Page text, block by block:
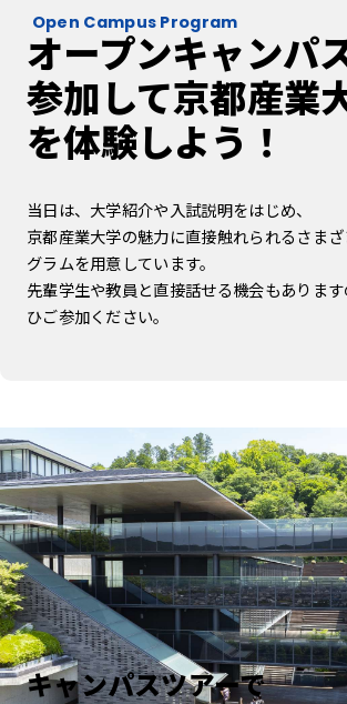
Open Campus Program
オープンキャンパ
参加して京都産業
を体験しよう！
当日は、大学紹介や入試説明をはじめ、
京都産業大学の魅力に直接触れられるさま
グラムを用意しています。
先輩学生や教員と直接話せる機会もありま
ひご参加ください。
キャンパスツアーで